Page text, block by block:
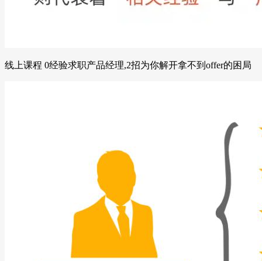
线上课程 0经验求职产品经理,2招为你解开拿不到offer的困局